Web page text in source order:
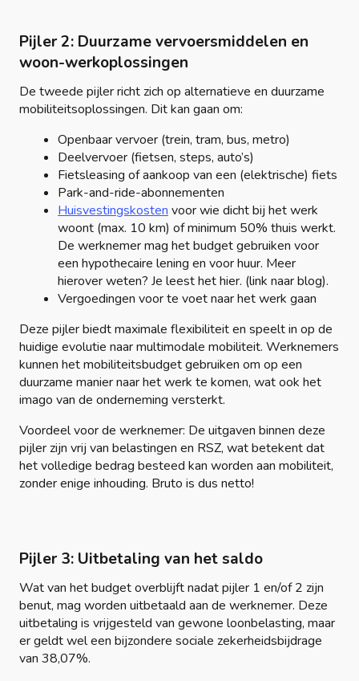
Pijler 2: Duurzame vervoersmiddelen en
woon-werkoplossingen
De tweede pijler richt zich op alternatieve en duurzame
mobiliteitsoplossingen. Dit kan gaan om:
Openbaar vervoer (trein, tram, bus, metro)
Deelvervoer (fietsen, steps, auto’s)
Fietsleasing of aankoop van een (elektrische) fiets
Park-and-ride-abonnementen
Huisvestingskosten voor wie dicht bij het werk
woont (max. 10 km) of minimum 50% thuis werkt.
De werknemer mag het budget gebruiken voor
een hypothecaire lening en voor huur. Meer
hierover weten? Je leest het hier. (link naar blog).
Vergoedingen voor te voet naar het werk gaan
Deze pijler biedt maximale flexibiliteit en speelt in op de
huidige evolutie naar multimodale mobiliteit. Werknemers
kunnen het mobiliteitsbudget gebruiken om op een
duurzame manier naar het werk te komen, wat ook het
imago van de onderneming versterkt.
Voordeel voor de werknemer: De uitgaven binnen deze
pijler zijn vrij van belastingen en RSZ, wat betekent dat
het volledige bedrag besteed kan worden aan mobiliteit,
zonder enige inhouding. Bruto is dus netto!
Pijler 3: Uitbetaling van het saldo
Wat van het budget overblijft nadat pijler 1 en/of 2 zijn
benut, mag worden uitbetaald aan de werknemer. Deze
uitbetaling is vrijgesteld van gewone loonbelasting, maar
er geldt wel een bijzondere sociale zekerheidsbijdrage
van 38,07%.